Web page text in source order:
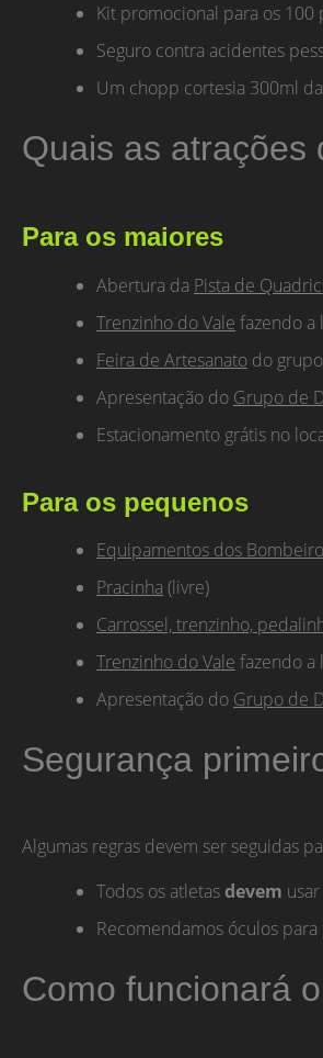
Kit promocional para os
Seguro contra acidentes
Um chopp cortesia 300ml
Quais as atrações
Para os maiores
Abertura da Pista de
Trenzinho do Vale fazendo a
Feira de Artesanato do
Apresentação do Grupo de
Estacionamento grátis no
Para os pequenos
Equipamentos dos
Pracinha (livre)
Carrossel, trenzinho,
Trenzinho do Vale fazendo a
Apresentação do Grupo de
Segurança
Algumas regras devem ser seguidas
Todos os atletasdevem
Recomendamos óculos
Como funcionará